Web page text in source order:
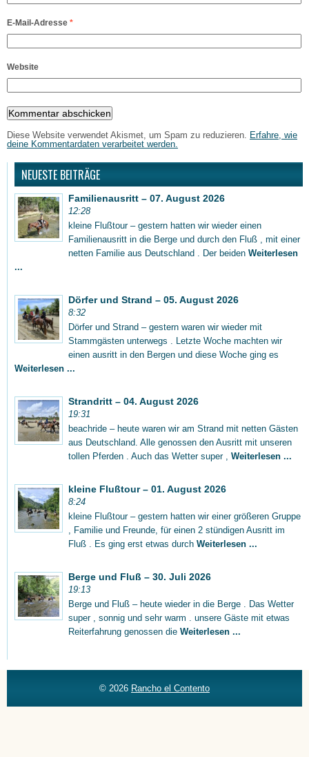
E-Mail-Adresse *
Website
Diese Website verwendet Akismet, um Spam zu reduzieren. Erfahre, wie
deine Kommentardaten verarbeitet werden.
NEUESTE BEITRÄGE
Familienausritt – 07. August 2026
12:28
kleine Flußtour – gestern hatten wir wieder einen
Familienausritt in die Berge und durch den Fluß , mit einer
netten Familie aus Deutschland . Der beiden Weiterlesen
...
Dörfer und Strand – 05. August 2026
8:32
Dörfer und Strand – gestern waren wir wieder mit
Stammgästen unterwegs . Letzte Woche machten wir
einen ausritt in den Bergen und diese Woche ging es
Weiterlesen ...
Strandritt – 04. August 2026
19:31
beachride – heute waren wir am Strand mit netten Gästen
aus Deutschland. Alle genossen den Ausritt mit unseren
tollen Pferden . Auch das Wetter super , Weiterlesen ...
kleine Flußtour – 01. August 2026
8:24
kleine Flußtour – gestern hatten wir einer größeren Gruppe
, Familie und Freunde, für einen 2 stündigen Ausritt im
Fluß . Es ging erst etwas durch Weiterlesen ...
Berge und Fluß – 30. Juli 2026
19:13
Berge und Fluß – heute wieder in die Berge . Das Wetter
super , sonnig und sehr warm . unsere Gäste mit etwas
Reiterfahrung genossen die Weiterlesen ...
© 2026 Rancho el Contento